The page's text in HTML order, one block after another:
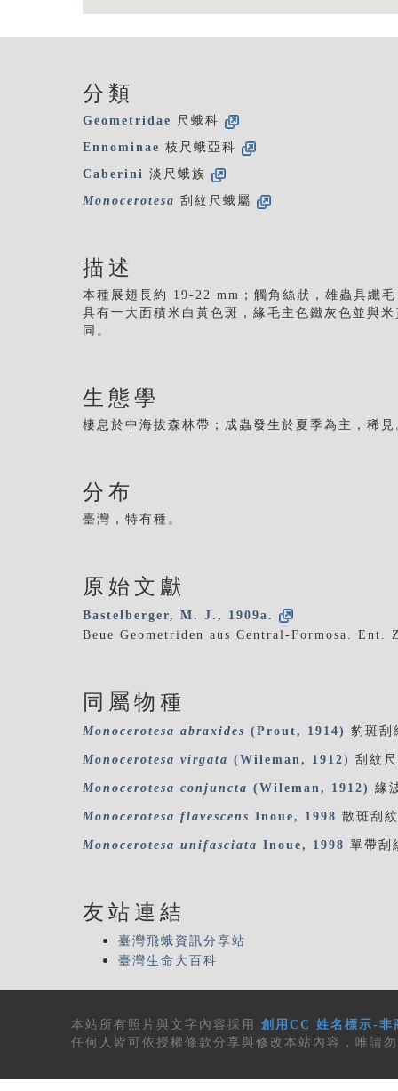
分類
Geometridae
尺蛾科
Ennominae 枝尺蛾亞科
Caberini 淡尺蛾族
Monocerotesa 刮紋尺蛾屬
描述
本種展翅長約 19-22 mm；觸角絲狀，雄蟲具纖
具有一大面積米白黃色斑，緣毛主色鐵灰色並與
同。
生態學
棲息於中海拔森林帶；成蟲發生於夏季為主，稀見
分布
臺灣，特有種。
原始文獻
Bastelberger, M. J., 1909a.
Beue Geometriden aus Central-Formosa.
同屬物種
Monocerotesa abraxides (Prout, 1914) 豹斑刮
Monocerotesa virgata (Wileman, 1912) 刮紋
Monocerotesa conjuncta (Wileman, 1912) 緣
Monocerotesa flavescens Inoue, 1998 散斑刮
Monocerotesa unifasciata Inoue, 1998 單帶刮
友站連結
臺灣飛蛾資訊分享站
臺灣生命大百科
本站所有 照片與文字內容 採用 創用CC 姓名標示-
任何人皆可依授權條款分享與修改本站內容，唯請